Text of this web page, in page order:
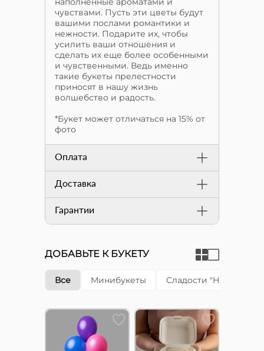
чувствами. Пусть эти цветы будут
вашими послами романтики и
нежности. Подарите их, чтобы
усилить ваши отношения и
сделать их еще более особенными
и чувственными. Ведь именно
такие букеты прелестности
приносят в нашу жизнь
волшебство и радость.
*Букет может отличаться на 15% от
фото
Оплата
Доставка
Гарантии
ДОБАВЬТЕ К БУКЕТУ
Все Минибукеты Сладости "Happy cake"